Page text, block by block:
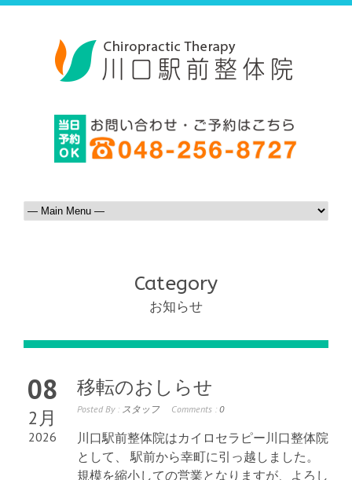
Category
お知らせ
08
2月
2026
移転のおしらせ
Posted By : スタッフ Comments : 0
川口駅前整体院はカイロセラピー川口整体院
として、 駅前から幸町に引っ越しました。
規模を縮小しての営業となりますが、よろし